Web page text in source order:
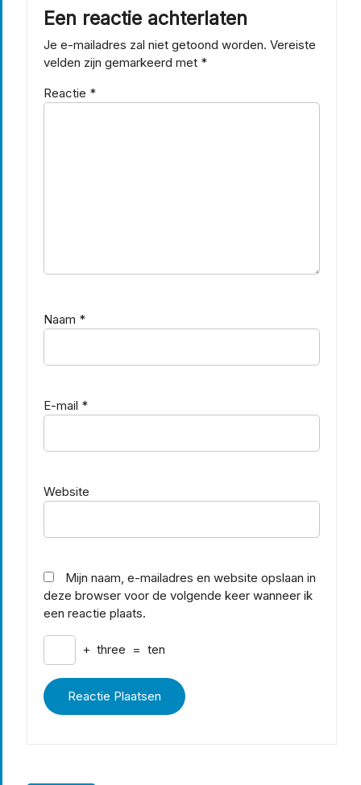
Een reactie achterlaten
Je e-mailadres zal niet getoond worden. Vereiste
velden zijn gemarkeerd met *
Reactie *
Naam *
E-mail *
Website
Mijn naam, e-mailadres en website opslaan in
deze browser voor de volgende keer wanneer ik
een reactie plaats.
+ three = ten